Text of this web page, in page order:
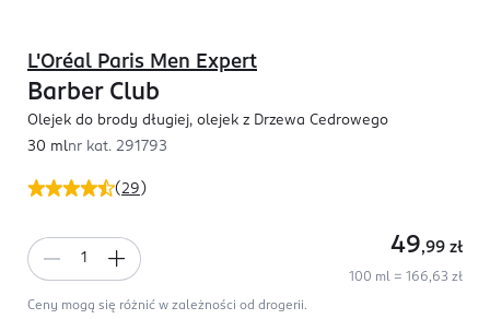
(29 )
L'Oréal Paris Men Expert
Barber Club
Olejek do brody długiej, olejek z Drzewa Cedrowego
30 mlnr kat. 291793
49,99 zł
100 ml = 166,63 zł
Ceny mogą się różnić w zależności od drogerii.